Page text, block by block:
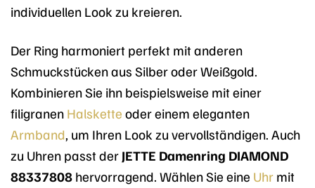
individuellen Look zu kreieren.
Der Ring harmoniert perfekt mit anderen
Schmuckstücken aus Silber oder Weißgold.
Kombinieren Sie ihn beispielsweise mit einer
filigranen Halskette oder einem eleganten
Armband, um Ihren Look zu vervollständigen. Auch
zu Uhren passt der JETTE Damenring DIAMOND
88337808 hervorragend. Wählen Sie eine Uhr mit